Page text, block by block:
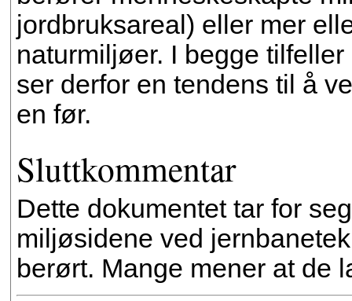
jordbruksareal) eller mer
naturmiljøer. I begge
ser derfor en tendens til å
en før.
Sluttkommentar
Dette dokumentet tar for
miljøsidene ved
berørt. Mange mener at de